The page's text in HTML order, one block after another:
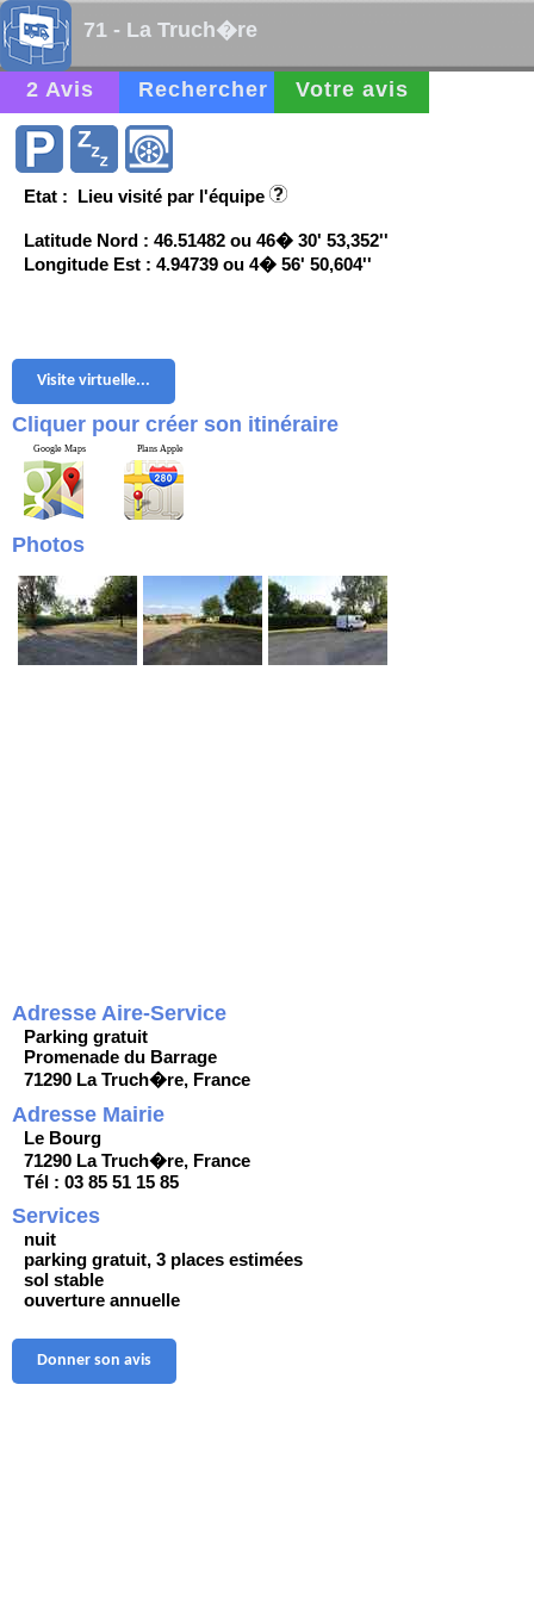
71 - La Truch�re
2 Avis Rechercher Votre avis
Etat : Lieu visité par l'équipe
Latitude Nord : 46.51482 ou 46� 30' 53,352''
Longitude Est : 4.94739 ou 4� 56' 50,604''
Visite virtuelle...
Cliquer pour créer son itinéraire
Google Maps Plans Apple
Photos
Adresse Aire-Service
Parking gratuit
Promenade du Barrage
71290 La Truch�re, France
Adresse Mairie
Le Bourg
71290 La Truch�re, France
Tél : 03 85 51 15 85
Services
nuit
parking gratuit, 3 places estimées
sol stable
ouverture annuelle
Donner son avis